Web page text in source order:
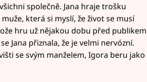
společně. Jana hraje trošku
která si myslí, že život se musí
hru už nějakou dobu před publikem
Jana přiznala, že je velmi nervózní.
se svým manželem, Igora beru jako